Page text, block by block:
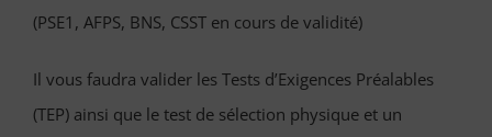
(PSE1, AFPS, BNS, CSST en cours de validité)
Il vous faudra valider les Tests d’Exigences Préalables
(TEP) ainsi que le test de sélection physique et un